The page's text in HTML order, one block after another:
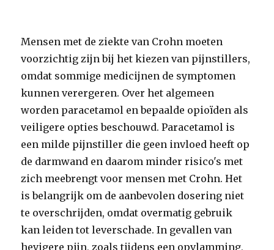
Mensen met de ziekte van Crohn moeten
voorzichtig zijn bij het kiezen van pijnstillers,
omdat sommige medicijnen de symptomen
kunnen verergeren. Over het algemeen
worden paracetamol en bepaalde opioïden als
veiligere opties beschouwd. Paracetamol is
een milde pijnstiller die geen invloed heeft op
de darmwand en daarom minder risico's met
zich meebrengt voor mensen met Crohn. Het
is belangrijk om de aanbevolen dosering niet
te overschrijden, omdat overmatig gebruik
kan leiden tot leverschade. In gevallen van
hevigere pijn, zoals tijdens een opvlamming,